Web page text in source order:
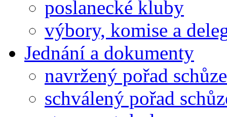
poslanecké kluby
výbory, komise a
Jednání a dokumenty
navržený pořad schůze
schválený pořad